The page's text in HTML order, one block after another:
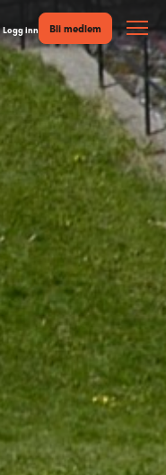
Logg inn Bli medlem